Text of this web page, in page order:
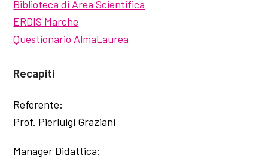
Biblioteca di Area Scientifica
ERDIS Marche
Questionario AlmaLaurea
Recapiti
Referente:
Prof. Pierluigi Graziani
Manager Didattica: